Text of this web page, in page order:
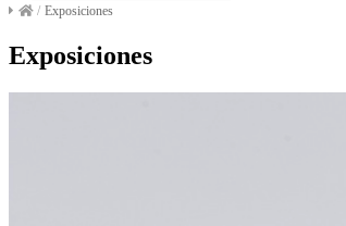
/ Exposiciones
Exposiciones